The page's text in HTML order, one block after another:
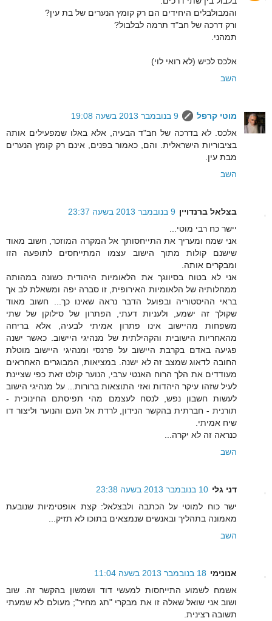
והמבולבלים היחידים הם רק קומץ הנערים של בת עין?
ורק דרכה של חב"ד תרמה לבלבול?
תמהני.
אלכס לכיש (לא רואי לוי)
השב
מוטי קרפל
9 בנובמבר 2013 בשעה 19:08
אלכס. לא בדרכה של חב"ד הבעיה, אלא באלו שמפעילים אותה
בציבוריות הישראלית. והם, כאמור בפנים, אינם רק קומץ הנערים
מבת עין.
השב
בצלאל ברנדויין 9 בנובמבר 2013 בשעה 23:37
יישר כח רבי מוטי...
אני שמח ומעריך את התייחסותך אל המקרה המוזכר, חשוב מאוד
שישנם קולות מתוך הישוב עצמו המתייחסים לתופעה הזו
ומבקרים אותה.
אני לא בטוח בסיווגך את הלאומיות היהודית כשונה במהותה
ממחלותיה של הלאומיות האירופית, זו סברה יפה ומשאלת לב אך
בראי ההיסטוריה ובפועל הדבר נראה שאינו כך... חשוב מאוד
שקולך זה ישמע, ולעניות דעתי, הפתרון של סילוקן של שתי
משפחות מהיישוב אינו פתרון אמיתי לבעיה, אלא בריחה
מהאחריות הישובית והקהילתית של מנהיגי היישוב. כאשר ישנה
פגיעה באדם בקרבת היישוב על פרנסי ומנהיגי היישוב מוטלת
החובה לדאוג שמצב זה לא ישנה. במציאות, המבוגרים האחראים
מעודדים את הלך הרוח האנטי ערבי, הנוער קולט זאת כפי שציינת
לעיל שזהו עיקר היהדות ואזי התוצאות ברורות... על מנהיגי הישוב
לעשות חשבון נפש, לנסח לעצמם מהי תפיסתם החינוכית -
תורנית - חברתית בהקשר הנידון, לרדת אל העם והנוער וליצור דו
שיח אמיתי.
כנראה זה לא יקרה...
השב
דני גלי 10 בנובמבר 2013 בשעה 23:38
ישר כוח למוטי על הכתבה ולבצלאל: קצת אופטימיות שנובעת
מאמונה בתהליך ובאנשים שנמצאים בתוכו לא תזיק...
השב
אנונימי 18 בנובמבר 2013 בשעה 11:04
אשמח לשמוע התייחסות למעשי דוד ושמשון בהקשר זה. שוב
ושוב אני שואל שאלה זו את מבקרי "תג מחיר"; מעולם לא שמעתי
תשובה רצינית.